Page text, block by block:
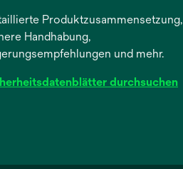
Produktzusammensetzung,
Handhabung,
und mehr.
durchsuchen